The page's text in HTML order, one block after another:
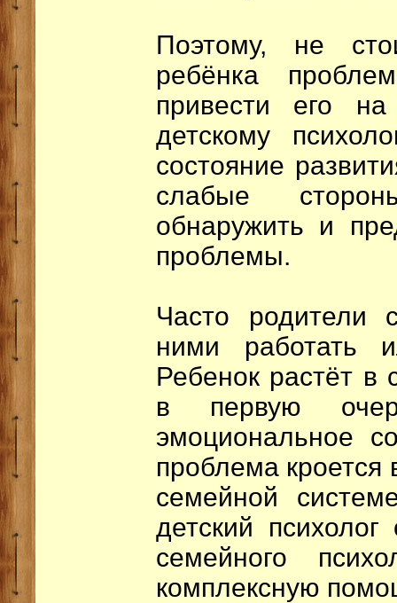
Поэтому, не
ребёнка
привести его
детскому
состояние
слабые
обнаружить и
проблемы.
Часто родители
ними работать
Ребенок растёт
в первую
эмоциональное
проблема
семейной
детский
семейного
комплексную